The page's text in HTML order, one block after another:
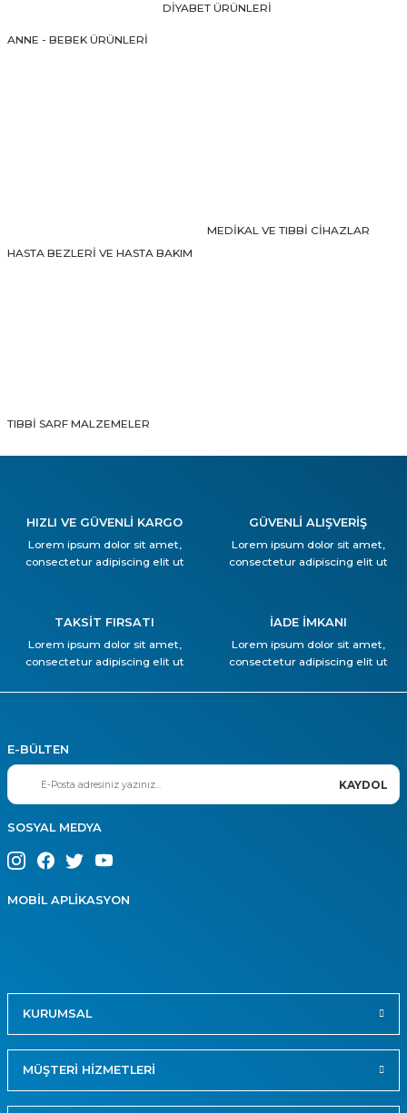
Bu ürüne benzer farklı alternatifler olmalı.
ANNE - BEBEK ÜRÜNLERİ
DİYABET ÜRÜNLERİ
HASTA BEZLERİ VE HASTA BAKIM
MEDİKAL VE TIBBİ CİHAZLAR
TIBBİ SARF MALZEMELER
HIZLI VE GÜVENLİ KARGO
Lorem ipsum dolor sit amet,
consectetur adipiscing elit ut
GÜVENLİ ALIŞVERİŞ
Lorem ipsum dolor sit amet,
consectetur adipiscing elit ut
TAKSİT FIRSATI
Lorem ipsum dolor sit amet,
consectetur adipiscing elit ut
İADE İMKANI
Lorem ipsum dolor sit amet,
consectetur adipiscing elit ut
E-BÜLTEN
KAYDOL
SOSYAL MEDYA
MOBİL APLİKASYON
KURUMSAL
MÜŞTERİ HİZMETLERİ